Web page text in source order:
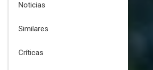
Noticias
Similares
Críticas